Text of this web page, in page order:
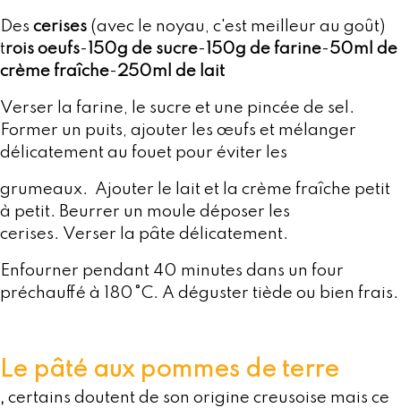
Des cerises (avec le noyau, c'est meilleur au goût)
trois oeufs- 150g de sucre- 150g de farine-50ml de
crème fraîche-250ml de lait
Verser la farine, le sucre et une pincée de sel.
Former un puits, ajouter les œufs et mélanger
délicatement au fouet pour éviter les
grumeaux. Ajouter le lait et la crème fraîche petit
à petit. Beurrer un moule déposer les
cerises. Verser la pâte délicatement.
Enfourner pendant 40 minutes dans un four
préchauffé à 180°C. A déguster tiède ou bien frais.
Le pâté aux pommes de terre
, certains doutent de son origine creusoise mais ce